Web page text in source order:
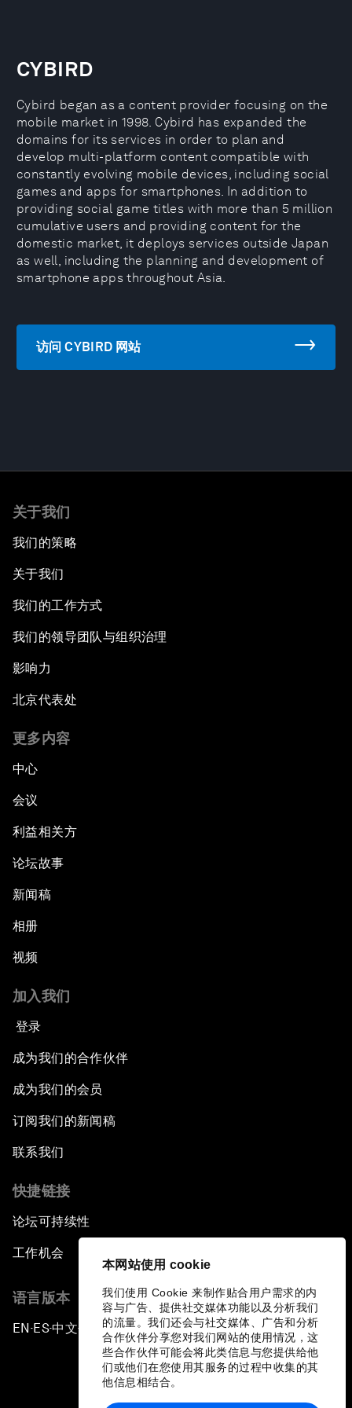
本网站使用 cookie
我们使用 Cookie 来制作贴合用户需求的内
容与广告、提供社交媒体功能以及分析我们
的流量。我们还会与社交媒体、广告和分析
合作伙伴分享您对我们网站的使用情况，这
些合作伙伴可能会将此类信息与您提供给他
们或他们在您使用其服务的过程中收集的其
他信息相结合。
CYBIRD
Cybird began as a content provider focusing on the
mobile market in 1998. Cybird has expanded the
domains for its services in order to plan and
develop multi-platform content compatible with
constantly evolving mobile devices, including social
games and apps for smartphones. In addition to
providing social game titles with more than 5 million
cumulative users and providing content for the
domestic market, it deploys services outside Japan
as well, including the planning and development of
smartphone apps throughout Asia.
访问 CYBIRD 网站
关于我们
我们的策略
关于我们
我们的工作方式
我们的领导团队与组织治理
影响力
北京代表处
更多内容
中心
会议
利益相关方
论坛故事
新闻稿
相册
视频
加入我们
登录
成为我们的合作伙伴
成为我们的会员
订阅我们的新闻稿
联系我们
快捷链接
论坛可持续性
工作机会
语言版本
EN ▪ES▪中文▪ 日本語